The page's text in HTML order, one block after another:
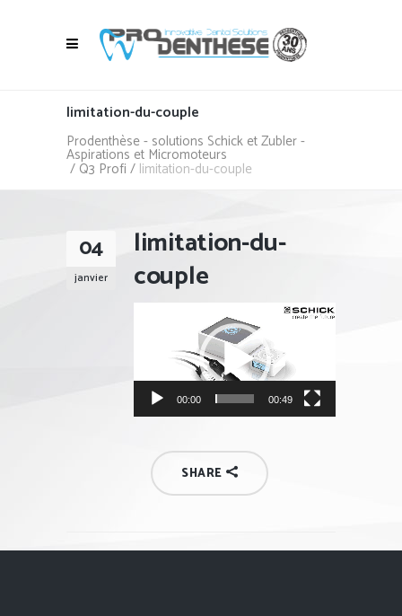
limitation-du-couple
Prodenthèse - solutions Schick et Zubler -
Aspirations et Micromoteurs
/ Q3 Profi / limitation-du-couple
04
janvier
limitation-du-
couple
00:00 00:49
SHARE